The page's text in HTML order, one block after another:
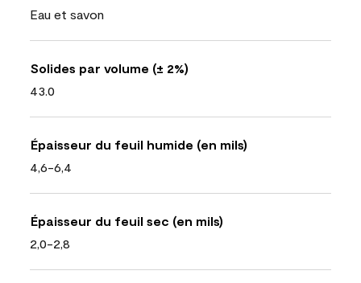
Eau et savon
Solides par volume (± 2%)
43.0
Épaisseur du feuil humide (en mils)
4,6-6,4
Épaisseur du feuil sec (en mils)
2,0-2,8